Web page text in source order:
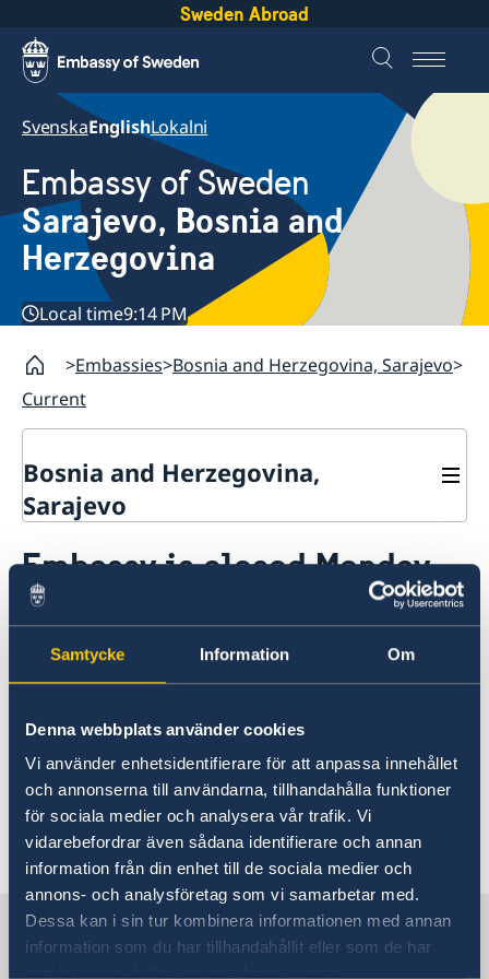
Samtycke Information Om
Denna webbplats använder cookies
Vi använder enhetsidentifierare för att anpassa innehållet
och annonserna till användarna, tillhandahålla funktioner
för sociala medier och analysera vår trafik. Vi
vidarebefordrar även sådana identifierare och annan
information från din enhet till de sociala medier och
annons- och analysföretag som vi samarbetar med.
Dessa kan i sin tur kombinera informationen med annan
information som du har tillhandahållit eller som de har
Sweden Abroad
SvenskaEnglishLokalni
Embassy of Sweden
Sarajevo, Bosnia and
Herzegovina
Local time9:14 PM
Embassies Bosnia and Herzegovina, Sarajevo
Current
Bosnia and Herzegovina,
Sarajevo
About us
Data protection policy
Current
Embassy is closed Monday
17 June
14 Jun 2024
The embassy is closed on Monday 17
June and opens again on Tuesday 18
June.
Sweden in Bosnia and
Herzegovina